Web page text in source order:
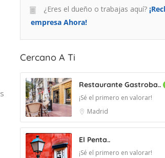
¿Eres el dueño o trabajas aquí?
empresa Ahora!
Cercano A Ti
Restaurante Gastroba..
¡Sé el primero en valorar!
Madrid
El Penta..
¡Sé el primero en valorar!